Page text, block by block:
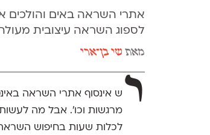
אתרי השראה באים והולכים
לספוג השראה עיצובית
מאת שי בן־ארי
י
ש אינסוף אתרי השראה
מרגשות וכו'. אבל מה לעשות
לכלות שעות בחיפוש